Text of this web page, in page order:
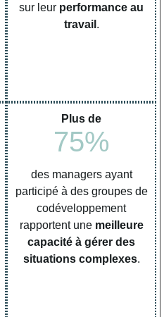
sur leur performance au
travail .
Plus de
75%
des managers ayant
participé à des groupes de
codéveloppement
rapportent une meilleure
capacité à gérer des
situations complexes.